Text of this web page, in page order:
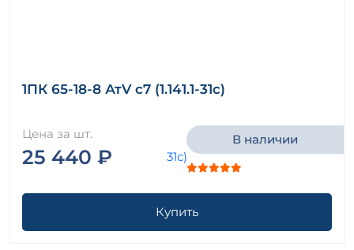
1ПК 65-18-8 АтV с7 (1.141.1-31с)
Цена за шт.
25 440 ₽
В наличии
Купить